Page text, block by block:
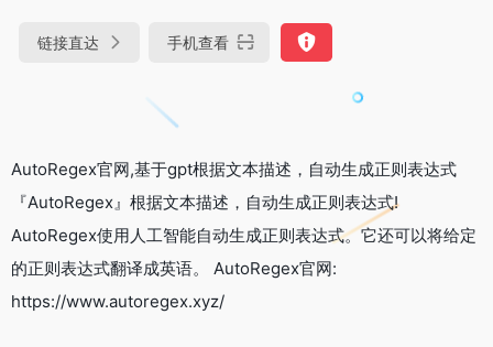
链接直达 手机查看
AutoRegex官网,基于gpt根据文本描述，自动生成正则表达式
『AutoRegex』根据文本描述，自动生成正则表达式!
AutoRegex使用人工智能自动生成正则表达式。它还可以将给定
的正则表达式翻译成英语。 AutoRegex官网:
https://www.autoregex.xyz/